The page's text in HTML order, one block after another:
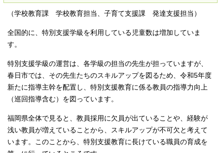
（学校教育課 学校教育担当、子育て支援課 発達支援担当）
全国的に、特別支援学級を利用している児童数は増加していま
す。
特別支援学級の運営は、各学級の担当の先生が担っていますが、
春日市では、その先生たちのスキルアップを図るため、令和5年度
新たに指導主幹を配置し、特別支援教育に係る教員の指導力向上
（巡回指導含む）を図っています。
福岡県全体で見ると、教員採用に欠員が出ていることや、経験が
浅い教員が増えていることから、スキルアップが不可欠と考えて
います。このことから、特別支援教育に長けている職員の育成を